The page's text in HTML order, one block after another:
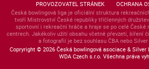
PROVOZOVATEL STRÁNEK
OCHRANA
Česká bowlingová liga je oficiální struktura
tvoří Mistrovství České republiky tříčlenných
sportovní i rekreační hráče a hraje se po celé České
centrech. Jakékoliv užití obsahu včetně převzetí, šíření
a fotografií je bez souhlasu ČBA nebo Silver
Copryright © 2026 Česká bowlingová asociace & Silver
WDA Czech s.r.o. Všechna práva